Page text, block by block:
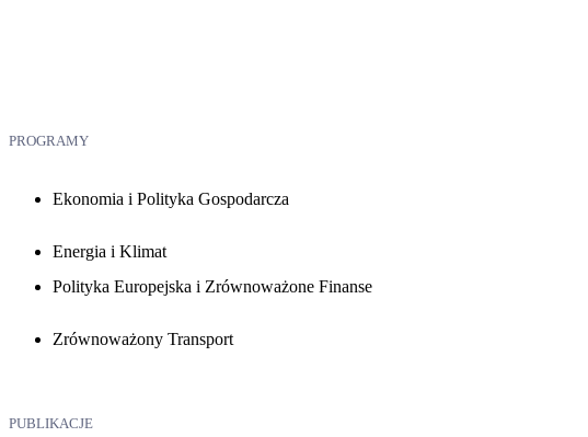
PROGRAMY
Ekonomia i Polityka Gospodarcza
Energia i Klimat
Polityka Europejska i Zrównoważone Finanse
Zrównoważony Transport
PUBLIKACJE